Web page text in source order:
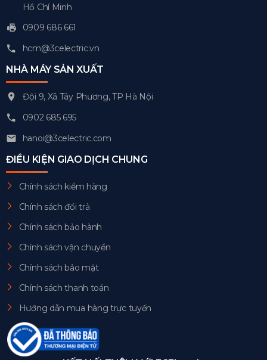
Hồ Chí Minh
0909 686 661
hcm@3celectric.vn
NHÀ MÁY SẢN XUẤT
Đội 9, Xã Tây Phương, TP Hà Nội
0902 685 695
hanoi@3celectric.com
ĐIỀU KIỆN GIAO DỊCH CHUNG
Chính sách kiểm hàng
Chính sách đổi trả
Chính sách bảo hành
Chính sách vận chuyển
Chính sách bảo mật
Chính sách thanh toán
Hướng dẫn mua hàng trực tuyến